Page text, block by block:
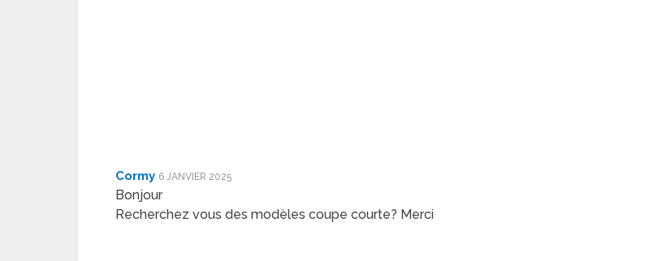
Cormy 6 JANVIER 2025
Bonjour
Recherchez vous des modèles coupe courte? Merci